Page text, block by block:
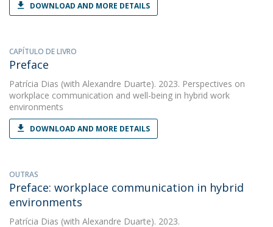
DOWNLOAD AND MORE DETAILS
CAPÍTULO DE LIVRO
Preface
Patrícia Dias (with Alexandre Duarte). 2023. Perspectives on
workplace communication and well-being in hybrid work
environments
DOWNLOAD AND MORE DETAILS
OUTRAS
Preface: workplace communication in hybrid
environments
Patrícia Dias (with Alexandre Duarte). 2023.